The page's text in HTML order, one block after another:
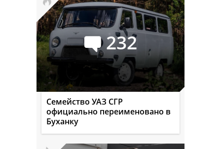
232
Семейство УАЗ СГР
официально переименовано в
Буханку